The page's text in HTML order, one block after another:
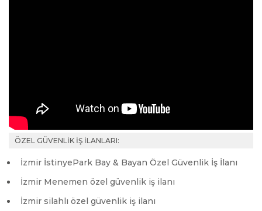
ÖZEL GÜVENLİK İŞ İLANLARI:
İzmir İstinyePark Bay & Bayan Özel Güvenlik İş İlanı
İzmir Menemen özel güvenlik iş ilanı
İzmir silahlı özel güvenlik iş ilanı